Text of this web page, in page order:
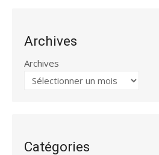
Archives
Archives
Catégories